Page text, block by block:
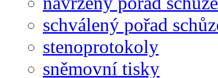
schválený pořad
stenoprotokoly
sněmovní tisky